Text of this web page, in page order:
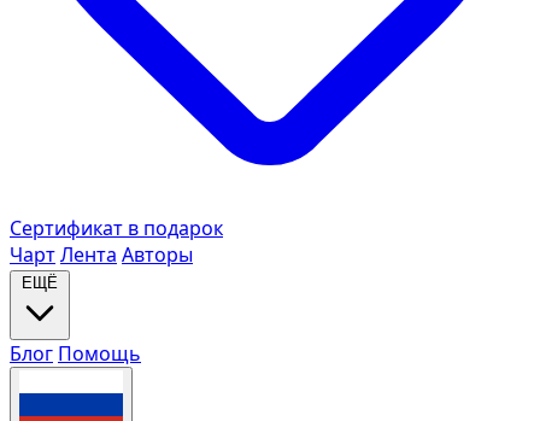
Сертификат в подарок
ЧартЛента Авторы
ЕЩЁ
Блог Помощь